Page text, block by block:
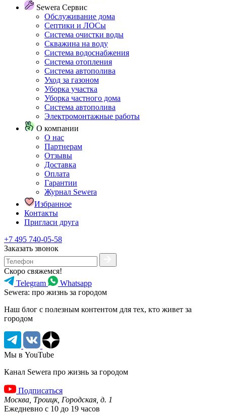
Sewera Сервис
Обслуживание дома
Септики и ЛОСы
Система очистки воды
Скважина на воду
Система водоснабжения
Система отопления
Система автополива
Уход за газоном
Уборка участка
Уборка частного дома
Система автополива
Электромонтажные работы
О компании
О нас
Партнерам
Отзывы
Доставка
Оплата
Гарантии
Журнал Sewera
Избранное
Контакты
Пригласи друга
+7 495 740-05-58
Заказать звонок
Скоро свяжемся!
Telegram
Whatsapp
Sewera: про жизнь за городом
Наш блог c полезным контентом для тех, кто живет за
городом
Мы в YouTube
Канал Sewera про жизнь за городом
Подписаться
Москва, Троицк, Городская, д. 1
Ежедневно с 10 до 19 часов